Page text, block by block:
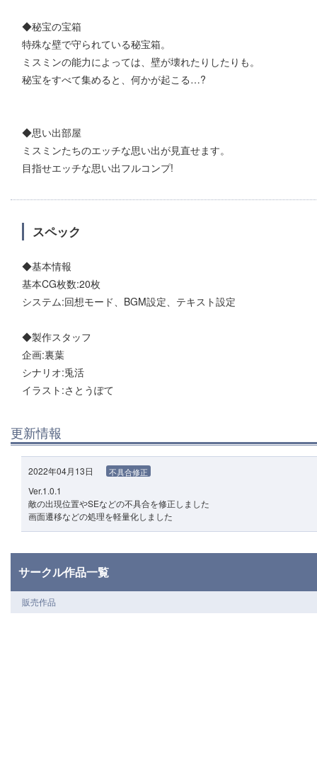
◆秘宝の宝箱
特殊な壁で守られている秘宝箱。
ミスミンの能力によっては、壁が壊れたりしたりも。
秘宝をすべて集めると、何かが起こる…?
◆思い出部屋
ミスミンたちのエッチな思い出が見直せます。
目指せエッチな思い出フルコンプ!
スペック
◆基本情報
基本CG枚数:20枚
システム:回想モード、BGM設定、テキスト設定
◆製作スタッフ
企画:裏葉
シナリオ:兎活
イラスト:さとうぽて
更新情報
2022年04月13日 不具合修正
Ver.1.0.1
敵の出現位置やSEなどの不具合を修正しました
画面遷移などの処理を軽量化しました
サークル作品一覧
販売作品